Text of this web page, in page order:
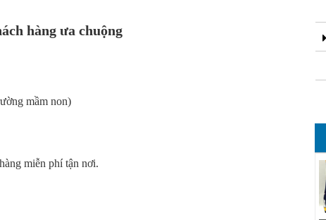
hàng ưa chuộng
mầm non)
miễn phí tận nơi.